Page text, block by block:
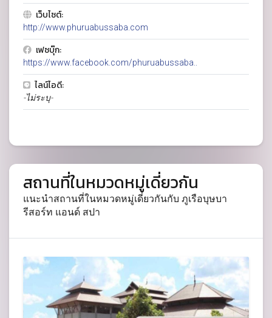
เว็บไซต์:
http://www.phuruabussaba.com
เฟซบุ๊ก:
https://www.facebook.com/phuruabussaba..
ไลน์ไอดี:
-ไม่ระบุ-
สถานที่ในหมวดหมู่เดี่ยวกัน
แนะนำสถานที่ในหมวดหมู่เดี่ยวกันกับ ภูเรือบุษบา
รีสอร์ท แอนด์ สปา